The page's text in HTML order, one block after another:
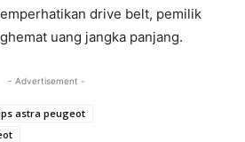
drive belt, pemilik
uang jangka panjang.
- Advertisement -
astra peugeot